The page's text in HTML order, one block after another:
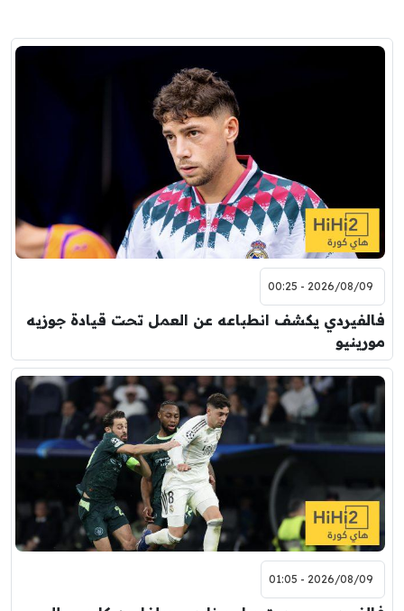
2026/08/09 - 00:25
فالفيردي يكشف انطباعه عن العمل تحت قيادة جوزيه
مورينيو
2026/08/09 - 01:05